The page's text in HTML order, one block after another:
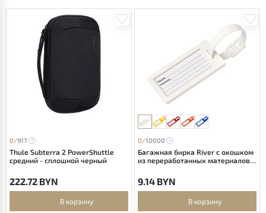
0/917
Thule Subterra 2 PowerShuttle
средний - сплошной черный
222.72 BYN
В корзину
0/10000
Багажная бирка River с окошком
из переработанных материалов -
9.14 BYN
В корзину